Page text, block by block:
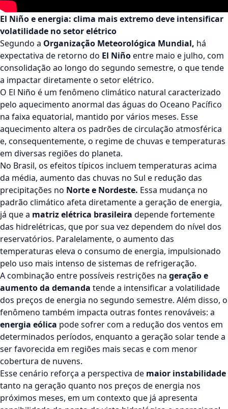
El Niño e energia: clima mais extremo deve intensificar
volatilidade no setor elétrico
Segundo a Organização Meteorológica Mundial, há
expectativa de retorno do El Niñoentre maio e julho, com
consolidação ao longo do segundo semestre, o que tende
a impactar diretamente o setor elétrico.
O El Niño é um fenômeno climático natural caracterizado
pelo aquecimento anormal das águas do Oceano Pacífico
na faixa equatorial, mantido por vários meses. Esse
aquecimento altera os padrões de circulação atmosférica
e, consequentemente, o regime de chuvas e temperaturas
em diversas regiões do planeta.
No Brasil, os efeitos típicos incluem temperaturas acima
da média, aumento das chuvas no Sul e redução das
precipitações no Norte e Nordeste. Essa mudança no
padrão climático afeta diretamente a geração de energia,
já que a matriz elétrica brasileira depende fortemente
das hidrelétricas, que por sua vez dependem do nível dos
reservatórios. Paralelamente, o aumento das
temperaturas eleva o consumo de energia, impulsionado
pelo uso mais intenso de sistemas de refrigeração.
A combinação entre possíveis restrições na geração e
aumento da demanda tende a intensificar a volatilidade
dos preços de energia no segundo semestre. Além disso, o
fenômeno também impacta outras fontes renováveis: a
energia eólica pode sofrer com a redução dos ventos em
determinados períodos, enquanto a geração solar tende a
ser favorecida em regiões mais secas e com menor
cobertura de nuvens.
Esse cenário reforça a perspectiva de maior instabilidade
tanto na geração quanto nos preços de energia nos
próximos meses, em um contexto que já apresenta